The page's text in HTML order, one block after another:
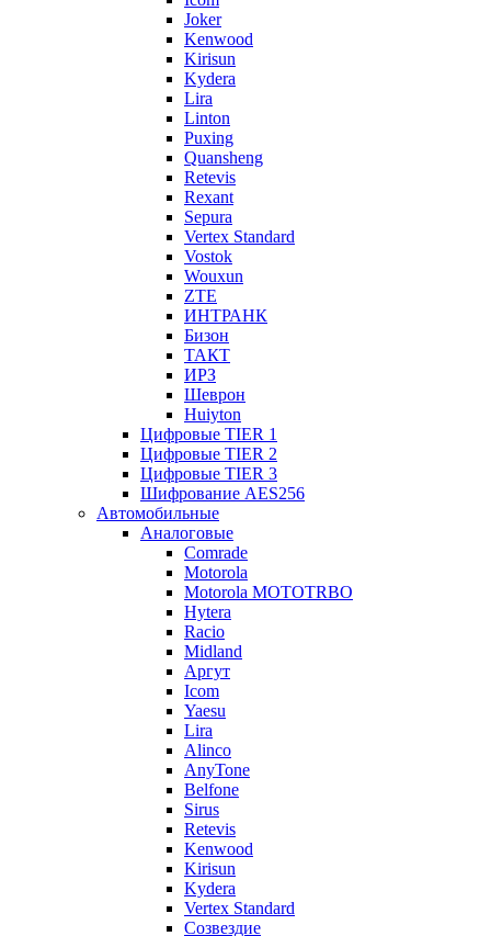
Joker
Kenwood
Kirisun
Kydera
Lira
Linton
Puxing
Quansheng
Retevis
Rexant
Sepura
Vertex Standard
Vostok
Wouxun
ZTE
ИНТРАНК
Бизон
ТАКТ
ИРЗ
Шеврон
Huiyton
Цифровые TIER 1
Цифровые TIER 2
Цифровые TIER 3
Шифрование AES256
Автомобильные
Аналоговые
Comrade
Motorola
Motorola MOTOTRBO
Hytera
Racio
Midland
Аргут
Icom
Yaesu
Lira
Alinco
AnyTone
Belfone
Sirus
Retevis
Kenwood
Kirisun
Kydera
Vertex Standard
Созвездие